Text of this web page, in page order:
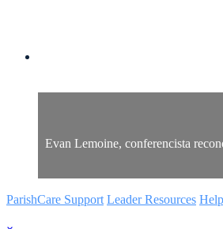
Evan Lemoine, conferencista
ParishCare Support Leader Resources Help